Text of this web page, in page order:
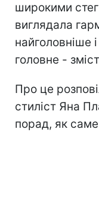
широкими
виглядала
найголовніше
головне -
Про це
стиліст Яна
порад, як